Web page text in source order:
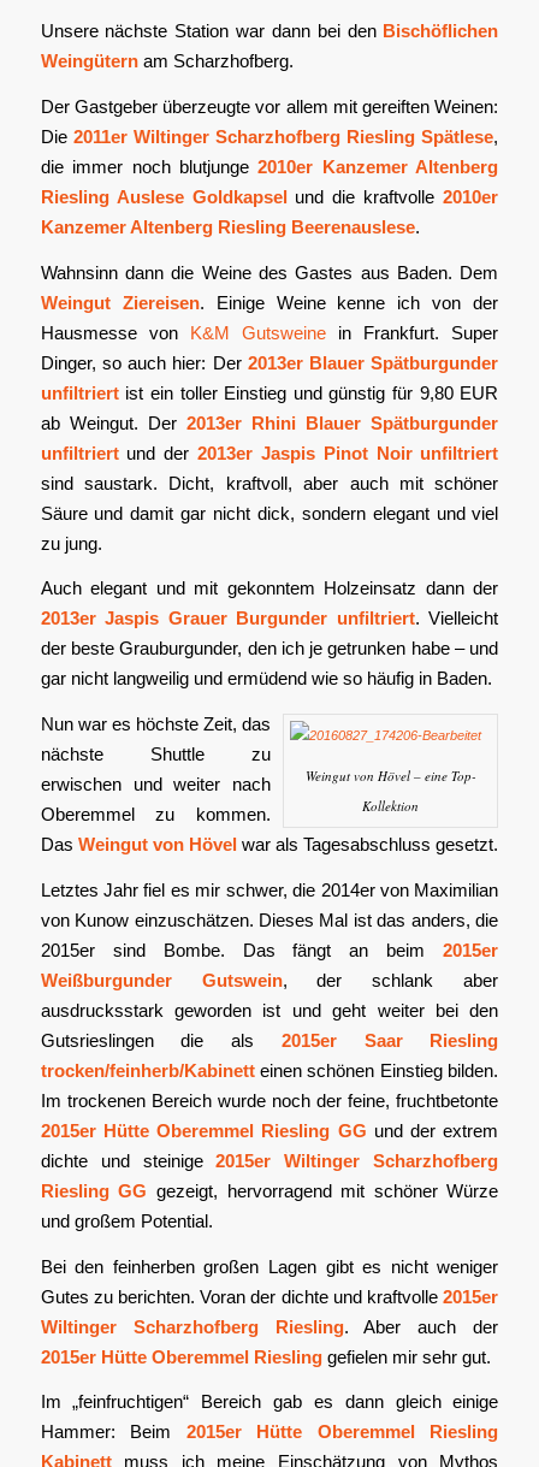
Unsere nächste Station war dann bei den Bischöflichen
Weingüternam Scharzhofberg.
Der Gastgeber überzeugte vor allem mit gereiften Weinen:
Die 2011er Wiltinger Scharzhofberg Riesling Spätlese,
die immer noch blutjunge2010er Kanzemer Altenberg
Riesling Auslese Goldkapselund die kraftvolle2010er
Kanzemer Altenberg Riesling Beerenauslese.
Wahnsinn dann die Weine des Gastes aus Baden. Dem
Weingut Ziereisen. Einige Weine kenne ich von der
Hausmesse vonK&M Gutsweine in Frankfurt. Super
Dinger, so auch hier: Der 2013er Blauer Spätburgunder
unfiltriertist ein toller Einstieg und günstig für 9,80 EUR
ab Weingut. Der 2013er Rhini Blauer Spätburgunder
unfiltriertund der2013er Jaspis Pinot Noir unfiltriert
sind saustark. Dicht, kraftvoll, aber auch mit schöner
Säure und damit gar nicht dick, sondern elegant und viel
zu jung.
Auch elegant und mit gekonntem Holzeinsatz dann der
2013er Jaspis Grauer Burgunder unfiltriert. Vielleicht
der beste Grauburgunder, den ich je getrunken habe – und
gar nicht langweilig und ermüdend wie so häufig in Baden.
Weingut von Hövel – eine Top-
Kollektion
Nun war es höchste Zeit, das
nächste Shuttle zu
erwischen und weiter nach
Oberemmel zu kommen.
Das Weingut von Hövelwar als Tagesabschluss gesetzt.
Letztes Jahr fiel es mir schwer, die 2014er von Maximilian
von Kunow einzuschätzen. Dieses Mal ist das anders, die
2015er sind Bombe. Das fängt an beim2015er
Weißburgunder Gutswein, der schlank aber
ausdrucksstark geworden ist und geht weiter bei den
Gutsrieslingen die als 2015er Saar Riesling
trocken/feinherb/Kabinetteinen schönen Einstieg bilden.
Im trockenen Bereich wurde noch der feine, fruchtbetonte
2015er Hütte Oberemmel Riesling GG und der extrem
dichte und steinige2015er Wiltinger Scharzhofberg
Riesling GG gezeigt, hervorragend mit schöner Würze
und großem Potential.
Bei den feinherben großen Lagen gibt es nicht weniger
Gutes zu berichten. Voran der dichte und kraftvolle2015er
Wiltinger Scharzhofberg Riesling. Aber auch der
2015er Hütte Oberemmel Rieslinggefielen mir sehr gut.
Im „feinfruchtigen“ Bereich gab es dann gleich einige
Hammer: Beim 2015er Hütte Oberemmel Riesling
Kabinettmuss ich meine Einschätzung von Mythos